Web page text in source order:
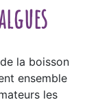
la boisson
ensemble
les